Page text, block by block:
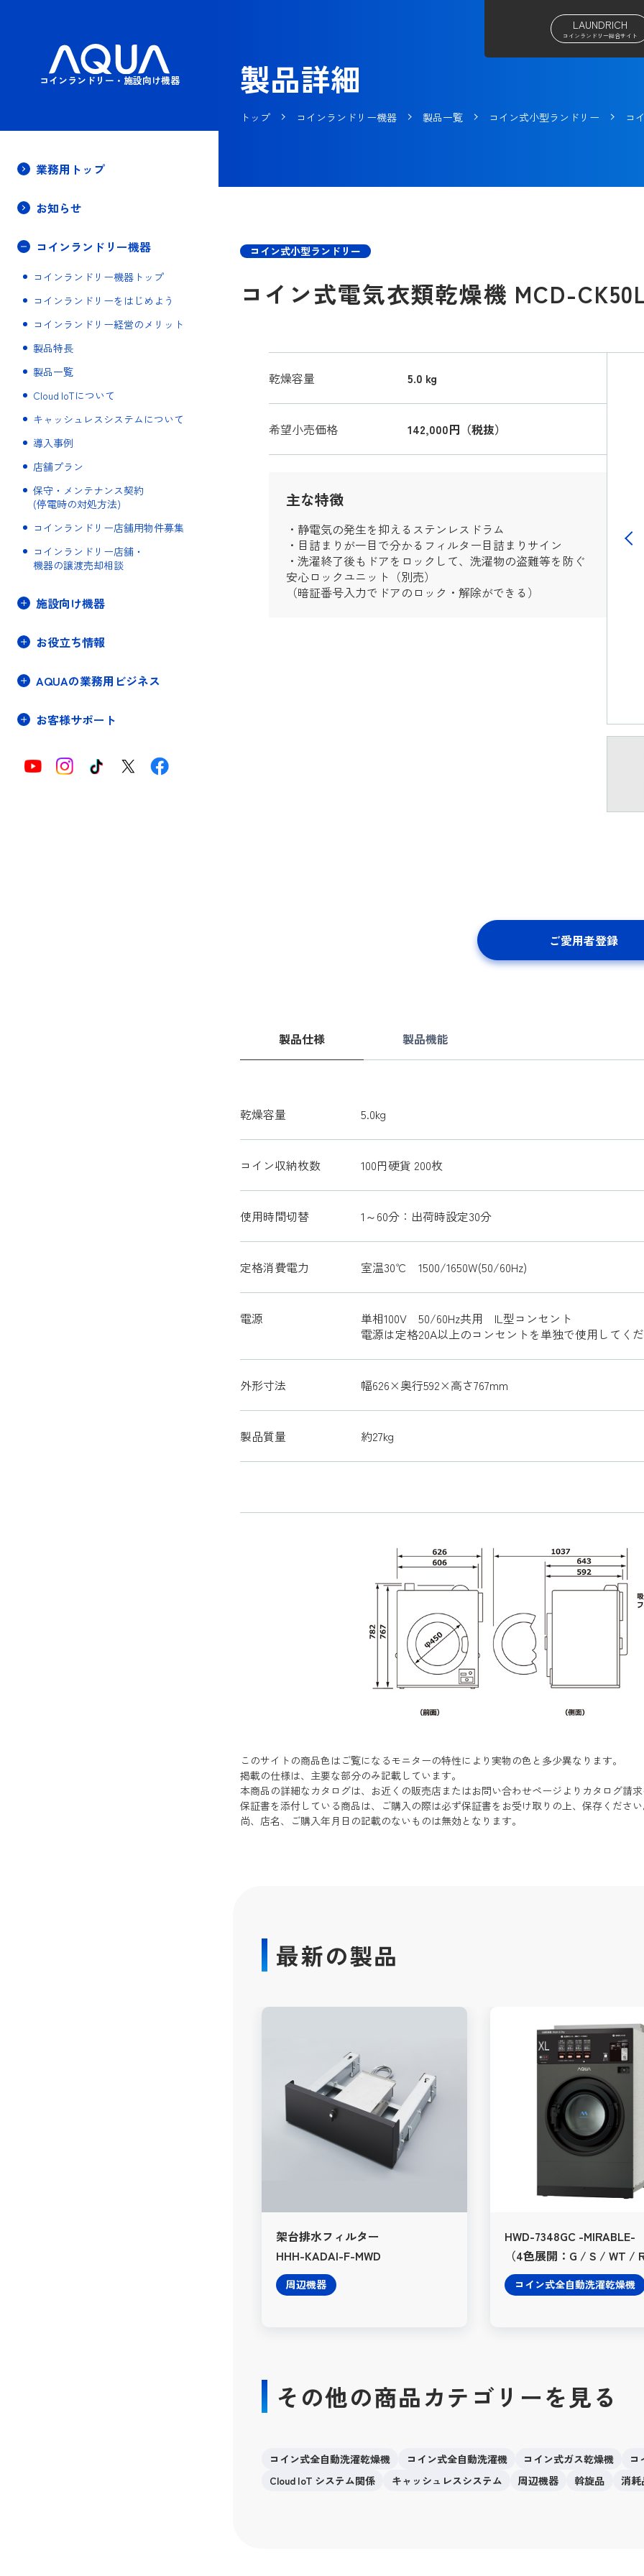
コインランドリー・施設向け機器
LAUNDRICH
コインランドリー総合サイト
業務用トップ
お知らせ
コインランドリー機器
コインランドリー機器トップ
コインランドリーをはじめよう
コインランドリー経営のメリット
製品特長
製品一覧
Cloud IoTについて
キャッシュレスシステムについて
導入事例
店舗プラン
保守・メンテナンス契約
(停電時の対処方法)
コインランドリー店舗用物件募集
コインランドリー店舗・
機器の譲渡売却相談
施設向け機器
お役立ち情報
AQUAの業務用ビジネス
お客様サポート
製品詳細
トップ コインランドリー機器 製品一覧 コイン式小型ランドリー コ
コイン式小型ランドリー
コイン式電気衣類乾燥機 MCD-
乾燥容量 5.0 kg
希望小売価格 142,000円（税抜）
主な特徴
・静電気の発生を抑えるステンレスドラム
・目詰まりが一目で分かるフィルター目詰まりサイン
・洗濯終了後もドアをロックして、洗濯物の盗難等を防ぐ
安心ロックユニット（別売）
（暗証番号入力でドアのロック・解除ができる）
ご愛用者登録
製品仕様 製品機能
乾燥容量 5.0kg
コイン収納枚数 100円硬貨 200枚
使用時間切替 1～60分：出荷時設定30分
定格消費電力 室温30℃ 1500/1650W(50/60Hz)
電源
単相100V 50/60Hz共用 IL型コンセント
電源は定格20A以上のコンセントを単独で使用してく
外形寸法 幅626×奥行592×高さ767mm
製品質量 約27kg
このサイトの商品色はご覧になるモニターの特性により実物の色と多少異なります。
掲載の仕様は、主要な部分のみ記載しています。
本商品の詳細なカタログは、お近くの販売店またはお問い合わせページよりカタログ請
保証書を添付している商品は、ご購入の際は必ず保証書をお受け取りの上、保存くださ
尚、店名、ご購入年月日の記載のないものは無効となります。
最新の製品
架台排水フィルター
HHH-KADAI-F-MWD
周辺機器
HWD-7348GC -MIRABLE-
（4色展開：G / S / WT /
コイン式全自動洗濯乾燥機
その他の商品カテゴリーを見る
コイン式全自動洗濯乾燥機 コイン式全自動洗濯機 コイン式ガス乾燥機
コ
Cloud IoT システム関係
キャッシュレスシステム 周辺機器 斡旋品 消耗